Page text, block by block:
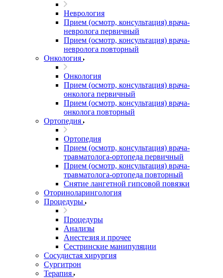
Неврология
Прием (осмотр, консультация) врача-
невролога первичный
Прием (осмотр, консультация) врача-
невролога повторный
Онкология
Онкология
Прием (осмотр, консультация) врача-
онколога первичный
Прием (осмотр, консультация) врача-
онколога повторный
Ортопедия
Ортопедия
Прием (осмотр, консультация) врача-
травматолога-ортопеда первичный
Прием (осмотр, консультация) врача-
травматолога-ортопеда повторный
Снятие лангетной гипсовой повязки
Оториноларингология
Процедуры
Процедуры
Анализы
Анестезия и прочее
Сестринские манипуляции
Сосудистая хирургия
Сургитрон
Терапия